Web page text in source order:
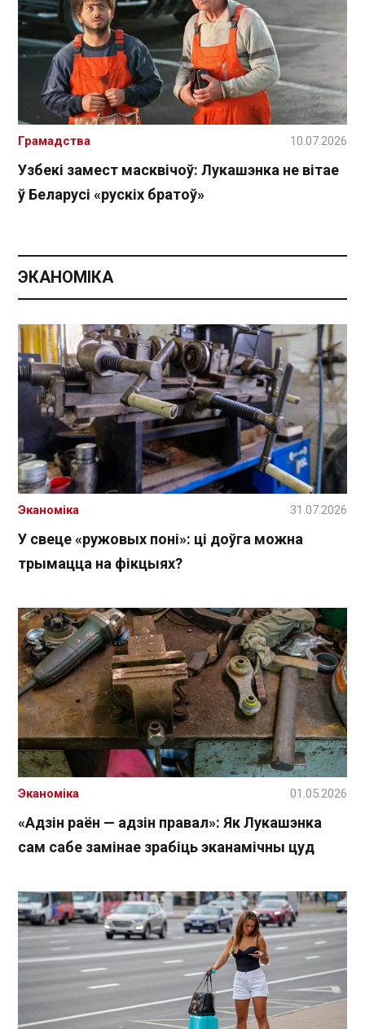
Узбекі замест масквічоў: Лукашэнка не вітае
ў Беларусі «рускіх братоў»
Грамадства 10.07.2026
ЭКАНОМІКА
У свеце «ружовых поні»: ці доўга можна
трымацца на фікцыях?
Эканоміка 31.07.2026
«Адзін раён — адзін правал»: Як Лукашэнка
сам сабе замінае зрабіць эканамічны цуд
Эканоміка 01.05.2026